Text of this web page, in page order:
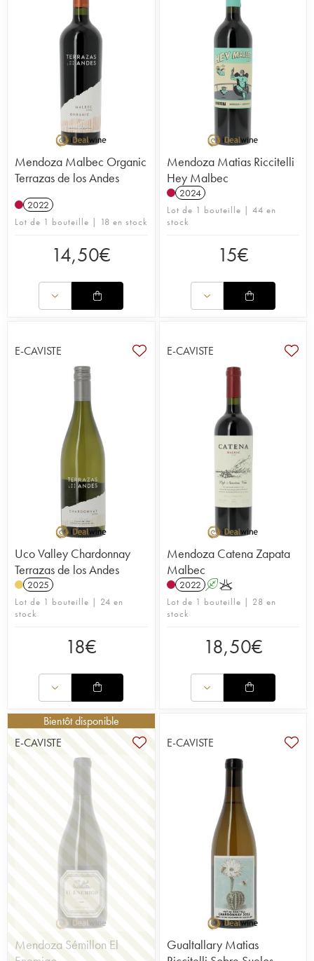
du cabernet, de la syrah et du bonarda. Au centre du pays
se trouve la principale région viticole du pays,Mendoza
Les vins argentins sont généralement assez riches et
structurés. Découvrez les meilleurs vins du pays, ses icônes
Catena Zapata El Enemigo, Cheval des
, comme ses étoiles montantes -Riccitelli
CanopusetBodega Chacra
Mendoza Malbec Organic
Terrazas de los Andes
2022
Lot de 1 bouteille | 18 en stock
14,50€
Mendoza Matias Riccitelli
Hey Malbec
2024
Lot de 1 bouteille | 44 en
stock
15€
E-CAVISTE
Uco Valley Chardonnay
Terrazas de los Andes
2025
Lot de 1 bouteille | 24 en
stock
18€
E-CAVISTE
Mendoza Catena Zapata
Malbec
2022 AK
Lot de 1 bouteille | 28 en
stock
18,50€
Bientôt disponible
E-CAVISTE
Mendoza Sémillon El
E-CAVISTE
Gualtallary Matias